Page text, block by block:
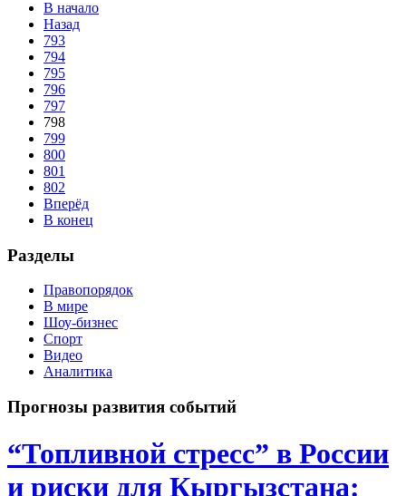
В начало
Назад
793
794
795
796
797
798
799
800
801
802
Вперёд
В конец
Разделы
Правопорядок
В мире
Шоу-бизнес
Спорт
Видео
Аналитика
Прогнозы развития событий
“Топливной стресс” в России
и риски для Кыргызстана: